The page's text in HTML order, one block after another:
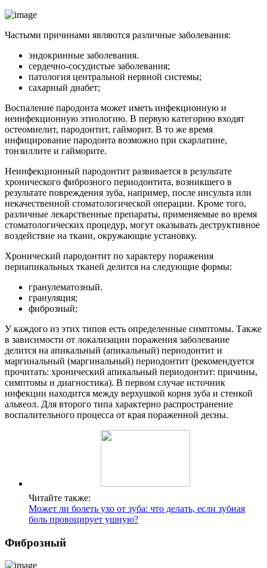
Частыми причинами являются различные заболевания:
эндокринные заболевания.
сердечно-сосудистые заболевания;
патология центральной нервной системы;
сахарный диабет;
Воспаление пародонта может иметь инфекционную и
неинфекционную этиологию. В первую категорию входят
остеомиелит, пародонтит, гайморит. В то же время
инфицирование пародонта возможно при скарлатине,
тонзиллите и гайморите.
Неинфекционный пародонтит развивается в результате
хронического фиброзного периодонтита, возникшего в
результате повреждения зуба, например, после инсульта или
некачественной стоматологической операции. Кроме того,
различные лекарственные препараты, применяемые во время
стоматологических процедур, могут оказывать деструктивное
воздействие на ткани, окружающие установку.
Хронический пародонтит по характеру поражения
периапикальных тканей делится на следующие формы:
гранулематозный.
грануляция;
фиброзный;
У каждого из этих типов есть определенные симптомы. Также
в зависимости от локализации поражения заболевание
делится на апикальный (апикальный) периодонтит и
маргинальный (маргинальный) периодонтит (рекомендуется
прочитать: хронический апикальный периодонтит: причины,
симптомы и диагностика). В первом случае источник
инфекции находится между верхушкой корня зуба и стенкой
альвеол. Для второго типа характерно распространение
воспалительного процесса от края пораженной десны.
Читайте также:
Может ли болеть ухо от зуба: что делать, если зубная
боль провоцирует ушную?
Фиброзный